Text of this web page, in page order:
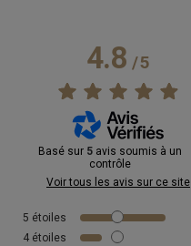
4.8/5
Basé sur 5 avis soumis à un
contrôle
Voir tous les avis sur ce site
5 étoiles
4 étoiles